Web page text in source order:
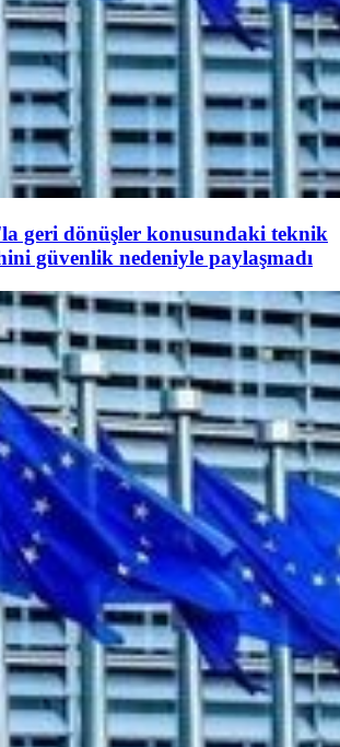
geri dönüşler konusundaki teknik
güvenlik nedeniyle paylaşmadı